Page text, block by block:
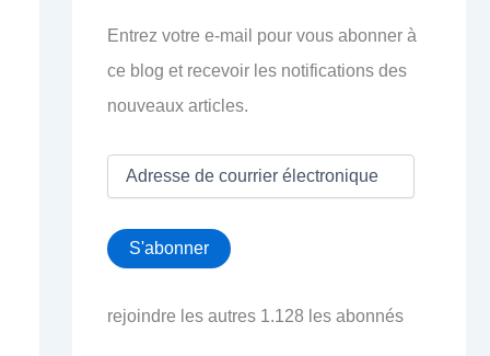
Entrez votre e-mail pour vous abonner à
ce blog et recevoir les notifications des
nouveaux articles.
e
s
d
S'abonner
rejoindre les autres 1.128 les abonnés